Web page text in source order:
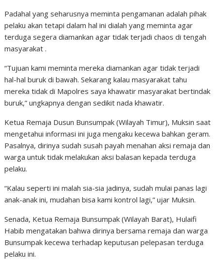
Padahal yang seharusnya meminta pengamanan adalah pihak
pelaku akan tetapi dalam hal ini dialah yang meminta agar
terduga segera diamankan agar tidak terjadi chaos di tengah
masyarakat .
“Tujuan kami meminta mereka diamankan agar tidak terjadi
hal-hal buruk di bawah. Sekarang kalau masyarakat tahu
mereka tidak di Mapolres saya khawatir masyarakat bertindak
buruk,” ungkapnya dengan sedikit nada khawatir.
Ketua Remaja Dusun Bunsumpak (Wilayah Timur), Muksin saat
mengetahui informasi ini juga mengaku kecewa bahkan geram.
Pasalnya, dirinya sudah susah payah menahan aksi remaja dan
warga untuk tidak melakukan aksi balasan kepada terduga
pelaku.
“Kalau seperti ini malah sia-sia jadinya, sudah mulai panas lagi
anak-anak ini, mudahan bisa kami kontrol lagi,” ujar Muksin.
Senada, Ketua Remaja Bunsumpak (Wilayah Barat), Hulaifi
Habib mengatakan bahwa dirinya bersama remaja dan warga
Bunsumpak kecewa terhadap keputusan pelepasan terduga
pelaku ini.